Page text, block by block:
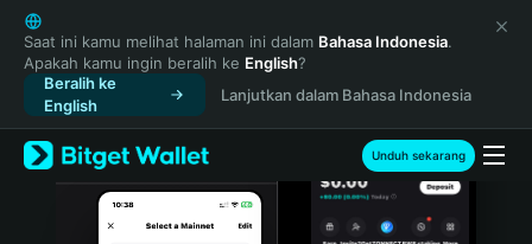
English
日本語
Tiếng Việt
Русский
Español (Latinoamérica)
Türkçe
Italiano
Saat ini kamu melihat halaman ini dalam Bahasa Indonesia.
Apakah kamu ingin beralih ke English?
Beralih ke
English
Lanjutkan dalam Bahasa Indonesia
Unduh sekarang